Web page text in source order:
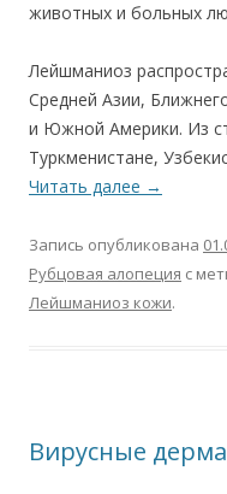
животных и больных
Лейшманиоз
Средней Азии,
и Южной Америки. Из
Туркменистане,
Читать далее →
Запись опубликована
Рубцовая алопеция с
Лейшманиоз кожи.
Вирусные